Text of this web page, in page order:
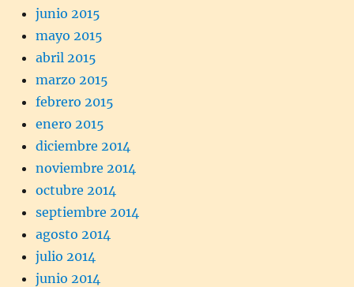
junio 2015
mayo 2015
abril 2015
marzo 2015
febrero 2015
enero 2015
diciembre 2014
noviembre 2014
octubre 2014
septiembre 2014
agosto 2014
julio 2014
junio 2014